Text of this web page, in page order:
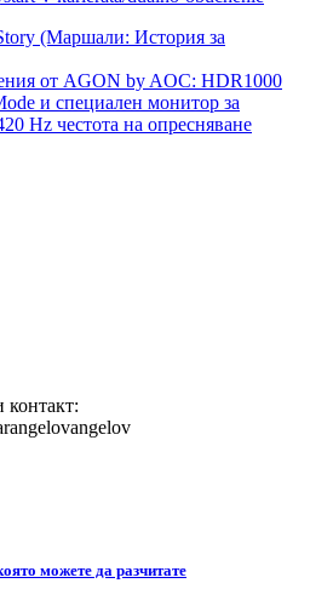
(Маршали: История за
от AGON by AOC: HDR1000
и специален монитор за
Hz честота на опресняване
можете да разчитате